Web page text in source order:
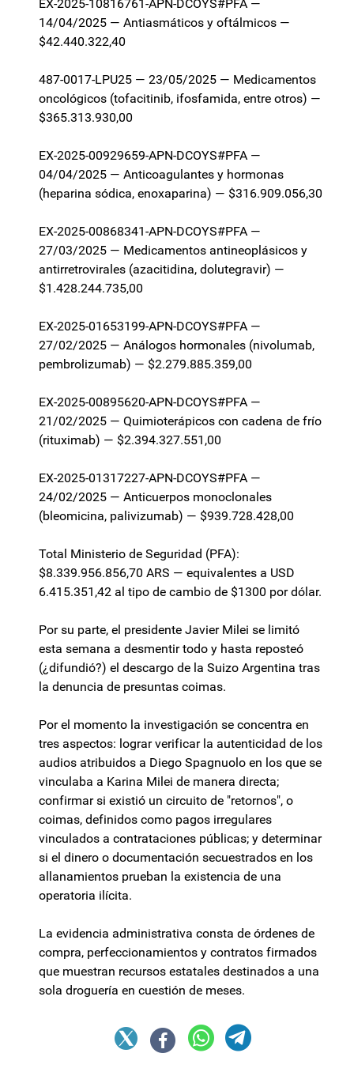
EX-2025-10816761-APN-DCOYS#PFA —
14/04/2025 — Antiasmáticos y oftálmicos —
$42.440.322,40
487-0017-LPU25 — 23/05/2025 — Medicamentos
oncológicos (tofacitinib, ifosfamida, entre otros) —
$365.313.930,00
EX-2025-00929659-APN-DCOYS#PFA —
04/04/2025 — Anticoagulantes y hormonas
(heparina sódica, enoxaparina) — $316.909.056,30
EX-2025-00868341-APN-DCOYS#PFA —
27/03/2025 — Medicamentos antineoplásicos y
antirretrovirales (azacitidina, dolutegravir) —
$1.428.244.735,00
EX-2025-01653199-APN-DCOYS#PFA —
27/02/2025 — Análogos hormonales (nivolumab,
pembrolizumab) — $2.279.885.359,00
EX-2025-00895620-APN-DCOYS#PFA —
21/02/2025 — Quimioterápicos con cadena de frío
(rituximab) — $2.394.327.551,00
EX-2025-01317227-APN-DCOYS#PFA —
24/02/2025 — Anticuerpos monoclonales
(bleomicina, palivizumab) — $939.728.428,00
Total Ministerio de Seguridad (PFA):
$8.339.956.856,70 ARS — equivalentes a USD
6.415.351,42 al tipo de cambio de $1300 por dólar.
Por su parte, el presidente Javier Milei se limitó
esta semana a desmentir todo y hasta reposteó
(¿difundió?) el descargo de la Suizo Argentina tras
la denuncia de presuntas coimas.
Por el momento la investigación se concentra en
tres aspectos: lograr verificar la autenticidad de los
audios atribuidos a Diego Spagnuolo en los que se
vinculaba a Karina Milei de manera directa;
confirmar si existió un circuito de "retornos", o
coimas, definidos como pagos irregulares
vinculados a contrataciones públicas; y determinar
si el dinero o documentación secuestrados en los
allanamientos prueban la existencia de una
operatoria ilícita.
La evidencia administrativa consta de órdenes de
compra, perfeccionamientos y contratos firmados
que muestran recursos estatales destinados a una
sola droguería en cuestión de meses.